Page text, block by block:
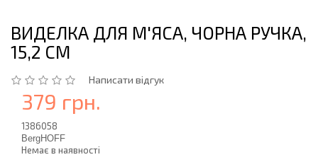
ВИДЕЛКА ДЛЯ М'ЯСА, ЧОРНА РУЧКА,
15,2 СМ
Написати відгук
379 грн.
1386058
BergHOFF
Немає в наявності